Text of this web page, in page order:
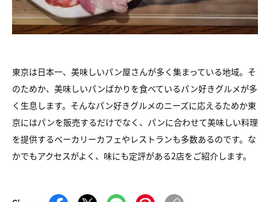
東京は日本一、美味しいパン屋さんが多く集まっている地域。そ
のためか、美味しいパンばかりを食べているパン好きグルメが多
く生息します。そんなパン好きグルメのニーズに応えるためか東
京にはパンを販売するだけでなく、パンに合わせて美味しい料理
を提供するベーカリーカフェやレストランも多数あるのです。な
かでもアクセスがよく、味にも定評がある2店をご紹介します。